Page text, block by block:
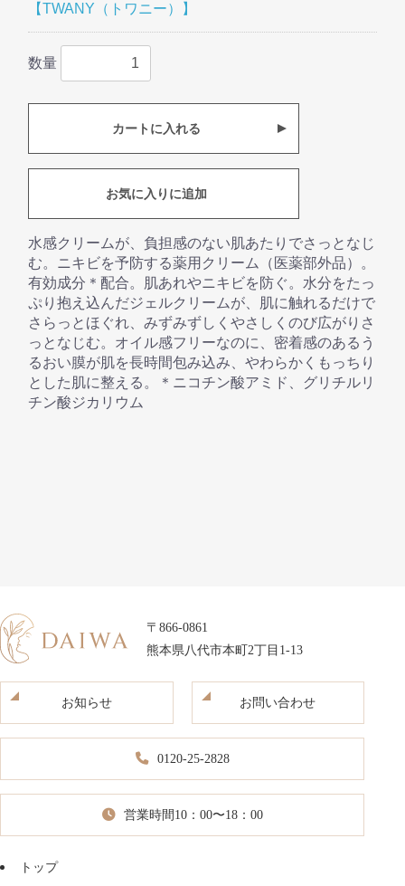
【TWANY（トワニー）】
数量
カートに入れる
お気に入りに追加
水感クリームが、負担感のない肌あたりでさっとなじ
む。ニキビを予防する薬用クリーム（医薬部外品）。
有効成分＊配合。肌あれやニキビを防ぐ。水分をたっ
ぷり抱え込んだジェルクリームが、肌に触れるだけで
さらっとほぐれ、みずみずしくやさしくのび広がりさ
っとなじむ。オイル感フリーなのに、密着感のあるう
るおい膜が肌を長時間包み込み、やわらかくもっちり
とした肌に整える。＊ニコチン酸アミド、グリチルリ
チン酸ジカリウム
〒866-0861
熊本県八代市本町2丁目1-13
お知らせ お問い合わせ
0120-25-2828
営業時間10：00〜18：00
トップ